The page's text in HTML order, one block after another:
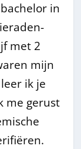
in
met 2
mijn
ik je
me gerust